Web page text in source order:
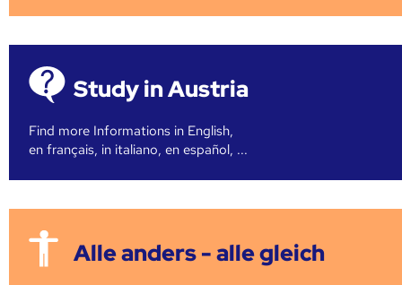
Study in Austria
Find more Informations in English,
en français, in italiano, en español, ...
Alle anders - alle gleich